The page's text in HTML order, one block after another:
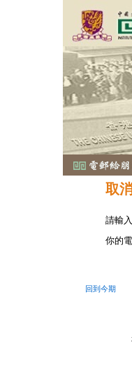
取
請輸
你的
回到今期